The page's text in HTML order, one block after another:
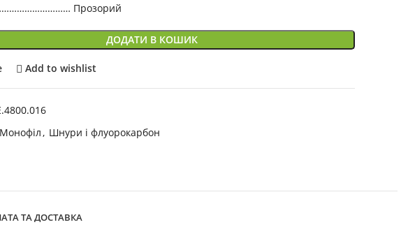
Прозорий
ДОДАТИ В КОШИК
Add to wishlist
Монофіл , Шнури і флуорокарбон
ТА ДОСТАВКА